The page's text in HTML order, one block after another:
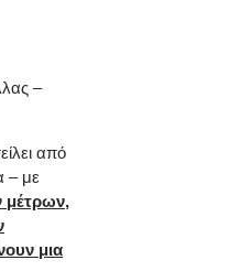
–
από
– με
μέτρων,
μια